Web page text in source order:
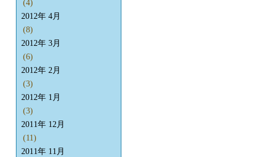
(4)
2012年 4月
(8)
2012年 3月
(6)
2012年 2月
(3)
2012年 1月
(3)
2011年 12月
(11)
2011年 11月